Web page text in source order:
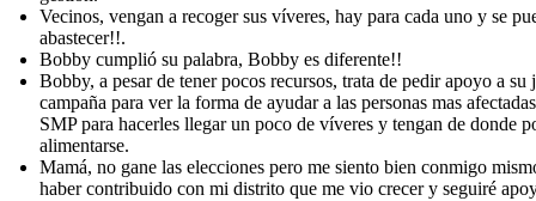
Vecinos, vengan a recoger sus víveres, hay para cada uno y se
abastecer!!.
Bobby cumplió su palabra, Bobby es diferente!!
Bobby, a pesar de tener pocos recursos, trata de pedir apoyo a su
campaña para ver la forma de ayudar a las personas mas
SMP para hacerles llegar un poco de víveres y tengan de donde
alimentarse.
Mamá, no gane las elecciones pero me siento bien conmigo
haber contribuido con mi distrito que me vio crecer y seguiré